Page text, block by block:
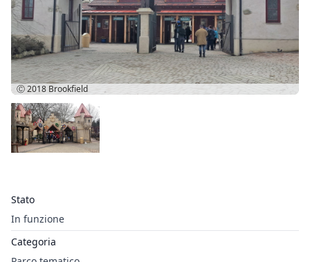
Stato
In funzione
Categoria
Ⓒ 2018 Brookfield